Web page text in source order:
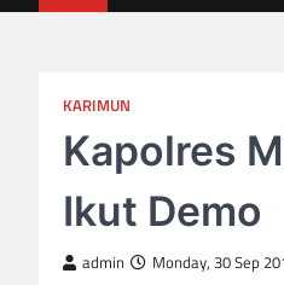
KARIMUN
Kapolres
Ikut Demo
admin Monday, 30 Sep